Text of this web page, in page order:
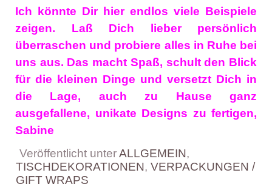
Ich könnte Dir hier endlos viele Beispiele
zeigen. Laß Dich lieber persönlich
überraschen und probiere alles in Ruhe bei
uns aus. Das macht Spaß, schult den Blick
für die kleinen Dinge und versetzt Dich in
die Lage, auch zu Hause ganz
ausgefallene, unikate Designs zu fertigen,
Sabine
Veröffentlicht unterALLGEMEIN,
TISCHDEKORATIONEN, VERPACKUNGEN /
GIFT WRAPS